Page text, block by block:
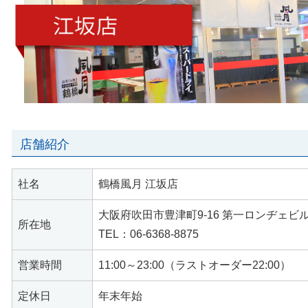
店舗紹介
社名 鶴橋風月 江坂店
所在地
大阪府吹田市豊津町9-16 第一ロンヂェビ
TEL：06-6368-8875
営業時間 11:00～23:00（ラストオーダー22:00）
定休日 年末年始